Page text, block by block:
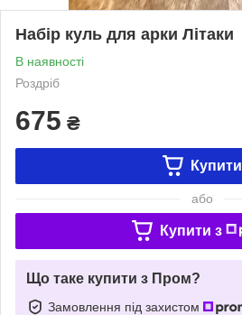
Набір куль для арки Літаки
В наявності
Роздріб
675 ₴
Купити
або
Купити з
Що таке купити з Пром?
Замовлення під захистом